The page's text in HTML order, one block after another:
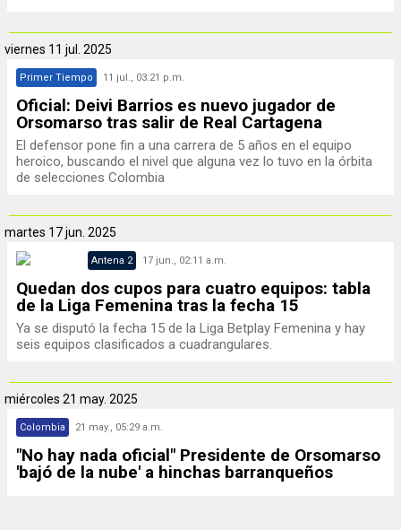
viernes 11 jul. 2025
Primer Tiempo 11 jul., 03:21 p.m.
Oficial: Deivi Barrios es nuevo jugador de
Orsomarso tras salir de Real Cartagena
El defensor pone fin a una carrera de 5 años en el equipo
heroico, buscando el nivel que alguna vez lo tuvo en la órbita
de selecciones Colombia
martes 17 jun. 2025
Antena 2 17 jun., 02:11 a.m.
Quedan dos cupos para cuatro equipos: tabla
de la Liga Femenina tras la fecha 15
Ya se disputó la fecha 15 de la Liga Betplay Femenina y hay
seis equipos clasificados a cuadrangulares.
miércoles 21 may. 2025
Colombia 21 may., 05:29 a.m.
"No hay nada oficial" Presidente de Orsomarso
'bajó de la nube' a hinchas barranqueños